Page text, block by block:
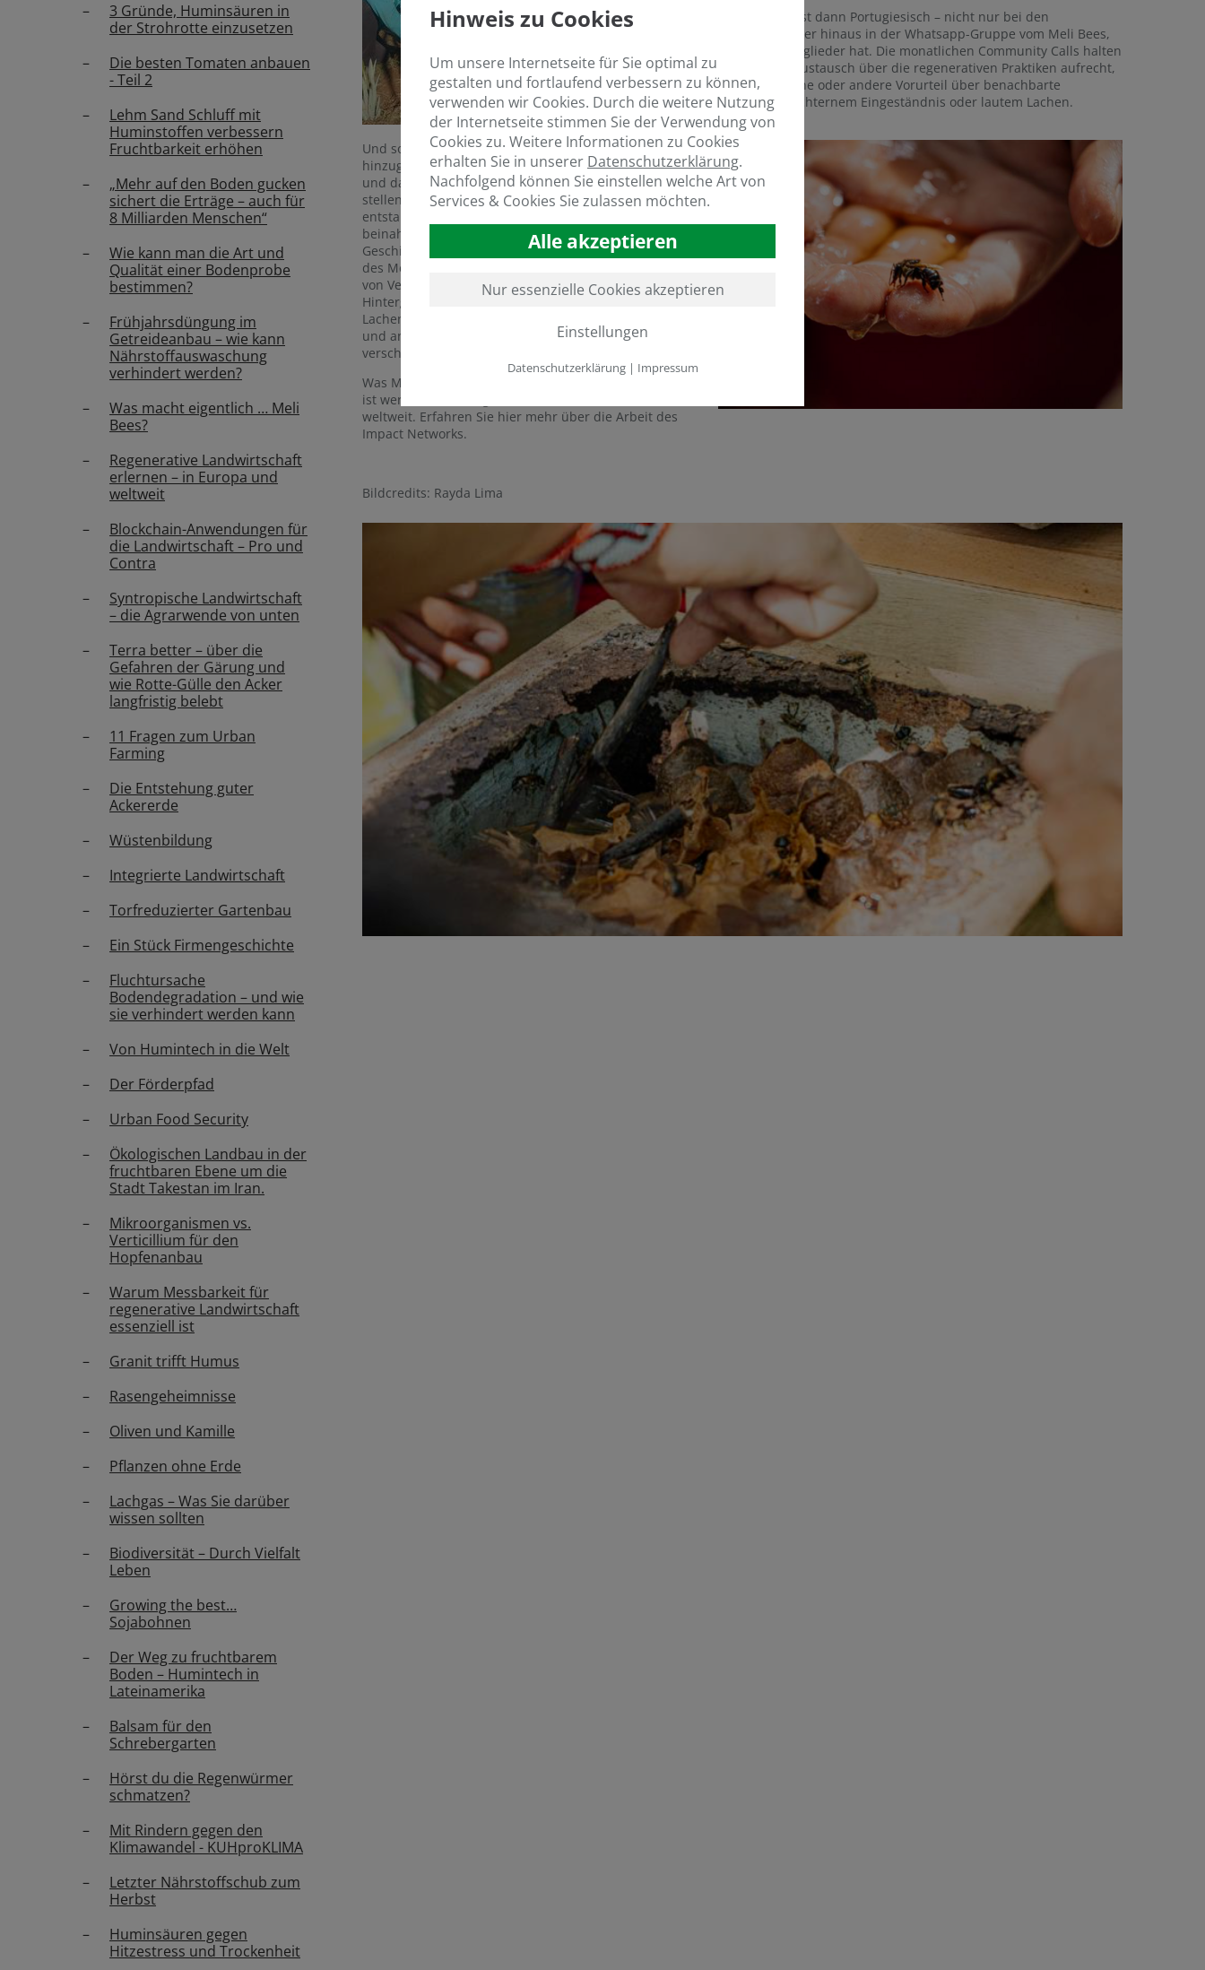
3 Gründe, Huminsäuren in
der Strohrotte einzusetzen
Die besten Tomaten anbauen
- Teil 2
Lehm Sand Schluff mit
Huminstoffen verbessern
Fruchtbarkeit erhöhen
„Mehr auf den Boden gucken
sichert die Erträge – auch für
8 Milliarden Menschen“
Wie kann man die Art und
Qualität einer Bodenprobe
bestimmen?
Frühjahrsdüngung im
Getreideanbau – wie kann
Nährstoffauswaschung
verhindert werden?
Was macht eigentlich … Meli
Bees?
Regenerative Landwirtschaft
erlernen – in Europa und
weltweit
Blockchain-Anwendungen für
die Landwirtschaft – Pro und
Contra
Syntropische Landwirtschaft
– die Agrarwende von unten
Terra better – über die
Gefahren der Gärung und
wie Rotte-Gülle den Acker
langfristig belebt
11 Fragen zum Urban
Farming
Die Entstehung guter
Ackererde
Wüstenbildung
Integrierte Landwirtschaft
Torfreduzierter Gartenbau
Ein Stück Firmengeschichte
Fluchtursache
Bodendegradation – und wie
sie verhindert werden kann
Von Humintech in die Welt
Der Förderpfad
Urban Food Security
Ökologischen Landbau in der
fruchtbaren Ebene um die
Stadt Takestan im Iran.
Mikroorganismen vs.
Verticillium für den
Hopfenanbau
Warum Messbarkeit für
regenerative Landwirtschaft
essenziell ist
Granit trifft Humus
Rasengeheimnisse
Oliven und Kamille
Pflanzen ohne Erde
Lachgas – Was Sie darüber
wissen sollten
Biodiversität – Durch Vielfalt
Leben
Growing the best…
Sojabohnen
Der Weg zu fruchtbarem
Boden – Humintech in
Lateinamerika
Balsam für den
Schrebergarten
Hörst du die Regenwürmer
schmatzen?
Mit Rindern gegen den
Klimawandel - KUHproKLIMA
Letzter Nährstoffschub zum
Herbst
Huminsäuren gegen
Hitzestress und Trockenheit
Die gemeinsame Sprache ist dann Portugiesisch – nicht nur bei den
Workshops, sondern darüber hinaus in der Whatsapp-Gruppe vom Meli Bees,
die schon mehr als 160 Mitglieder hat. Die monatlichen Community Calls halten
nicht nur den fachlichen Austausch über die regenerativen Praktiken aufrecht,
sondern lösen auch das eine oder andere Vorurteil über benachbarte
Gemeinden auf – mit schüchternem Eingeständnis oder lautem Lachen.
Und so sind mit der Zeit auch Storytelling-Kreise
hinzugekommen, die die Offenheit, die Begegnungen
und das wachsende Vertrauen in den Mittelpunkt
stellen, die in den anderen Kursen als Nebeneffekte
entstanden sind. Eine Geschichte zu erzählen ist
beinahe so in Vergessenheit geraten wie einer
Geschichte zu lauschen – und bleibt doch ein Urinstinkt
des Menschen. Die Menschen sprechen in den Treffen
von Verlusten, von Missständen, von persönlichen
Hintergründen, von Mut, Erfolg und dem, was sie zum
Lachen bringt. Ein Tag der Verbindung, mit sich selbst
und anderen – die am Ende des Tages doch nicht so
verschieden sind.
Was Meli Bees in den letzten zwei Jahren geschaffen hat,
ist wertvoll und nötig. Nicht nur im Amazonas, sondern
weltweit. Erfahren Sie hier mehr über die Arbeit des
Impact Networks.
Bildcredits: Rayda Lima
Hinweis zu Cookies
Um unsere Internetseite für Sie optimal zu
gestalten und fortlaufend verbessern zu können,
verwenden wir Cookies. Durch die weitere Nutzung
der Internetseite stimmen Sie der Verwendung von
Cookies zu. Weitere Informationen zu Cookies
erhalten Sie in unserer Datenschutzerklärung.
Nachfolgend können Sie einstellen welche Art von
Services & Cookies Sie zulassen möchten.
Alle akzeptieren
Nur essenzielle Cookies akzeptieren
Einstellungen
Datenschutzerklärung| Impressum